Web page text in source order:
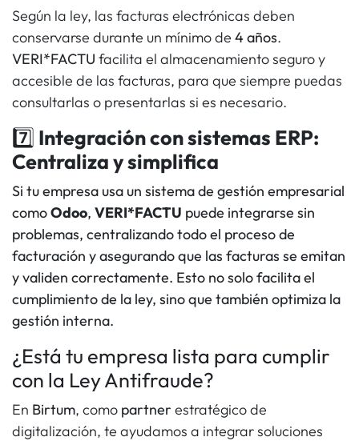
Según la ley, las facturas electrónicas deben
conservarse durante un mínimo de 4 años.
VERI*FACTU facilita el almacenamiento seguro y
accesible de las facturas, para que siempre puedas
consultarlas o presentarlas si es necesario.
7️⃣ Integración con sistemas ERP:
Centraliza y simplifica
Si tu empresa usa un sistema de gestión empresarial
comoOdoo, VERI*FACTU puede integrarse sin
problemas, centralizando todo el proceso de
facturación y asegurando que las facturas se emitan
y validen correctamente. Esto no solo facilita el
cumplimiento de la ley, sino que también optimiza la
gestión interna.
¿Está tu empresa lista para cumplir
con la Ley Antifraude?
En Birtum, como partner estratégico de
digitalización, te ayudamos a integrar soluciones